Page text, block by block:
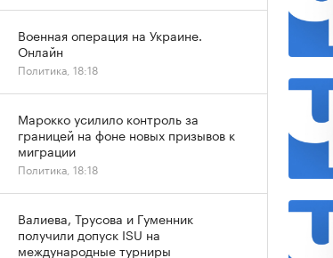
Военная операция на Украине.
Онлайн
Политика, 18:18
Марокко усилило контроль за
границей на фоне новых призывов к
миграции
Политика, 18:18
Валиева, Трусова и Гуменник
получили допуск ISU на
международные турниры